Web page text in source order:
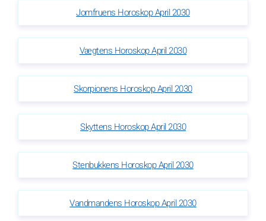
Jomfruens Horoskop April 2030
Vægtens Horoskop April 2030
Skorpionens Horoskop April 2030
Skyttens Horoskop April 2030
Stenbukkens Horoskop April 2030
Vandmandens Horoskop April 2030